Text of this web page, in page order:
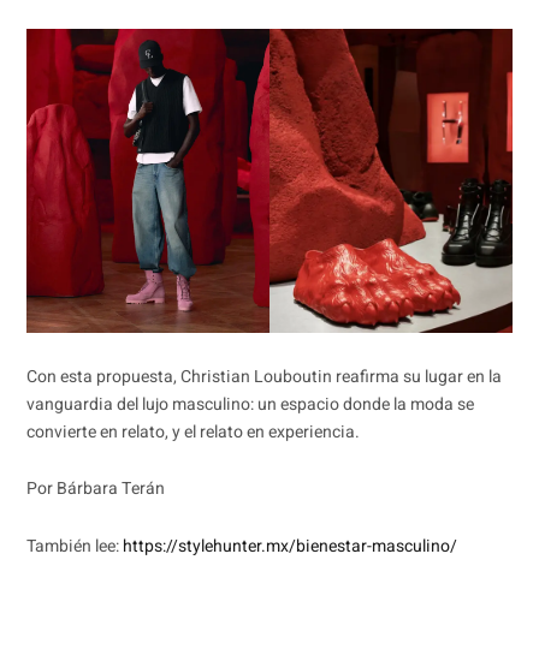
Con esta propuesta, Christian Louboutin reafirma su lugar en la
vanguardia del lujo masculino: un espacio donde la moda se
convierte en relato, y el relato en experiencia.
Por Bárbara Terán
También lee:https://stylehunter.mx/bienestar-masculino/